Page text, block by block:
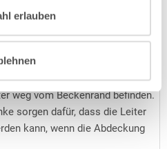
erlaubenAbdeckung ab.
gar 35 cm. In
Leiter buchstäblich im
ausladende Leiter, deren
weg vom Beckenrand befinden.
sorgen dafür, dass die Leiter
kann, wenn die Abdeckung